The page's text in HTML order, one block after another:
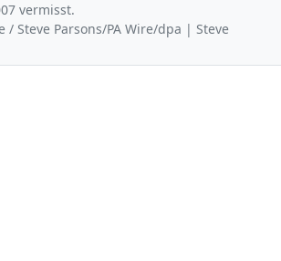
vermisst.
/ Steve Parsons/PA Wire/dpa | Steve